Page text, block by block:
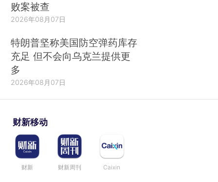
败案被查
2026年08月07日
特朗普坚称美国防空弹药库存
充足 但不会向乌克兰提供更
多
2026年08月07日
财新移动
财新 财新周刊 Caixin